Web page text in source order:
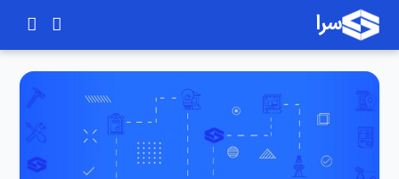
سرا